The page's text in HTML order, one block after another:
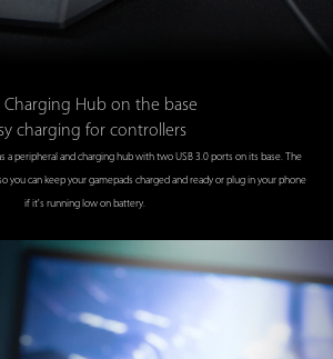
Charging Hub on the base
charging for controllers
a peripheral and charging hub with two USB 3.0 ports on its base. The
you can keep your gamepads charged and ready or plug in your phone
if it's running low on battery.